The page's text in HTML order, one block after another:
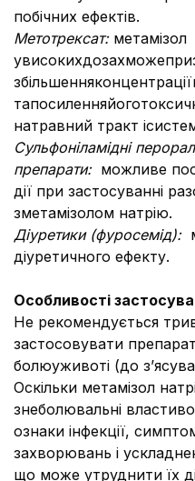
побічних ефектів.
Метотрексат: метамізол
натравний тракт
Сульфоніламідні
препарати: можливе
дії при застосуванні
зметамізолом натрію.
Діуретики (фуросемід):
діуретичного ефекту.
Особливості
Не рекомендується
застосовувати
болюуживоті (до
Оскільки метамізол
знеболювальні
ознаки інфекції,
захворювань і
що може утруднити їх